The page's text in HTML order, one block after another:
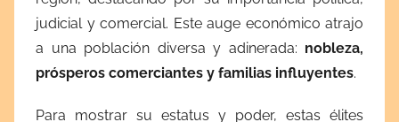
judicial y comercial. Este auge económico atrajo
a una población diversa y adinerada: nobleza,
prósperos comerciantes y familias influyentes.
Para mostrar su estatus y poder, estas élites